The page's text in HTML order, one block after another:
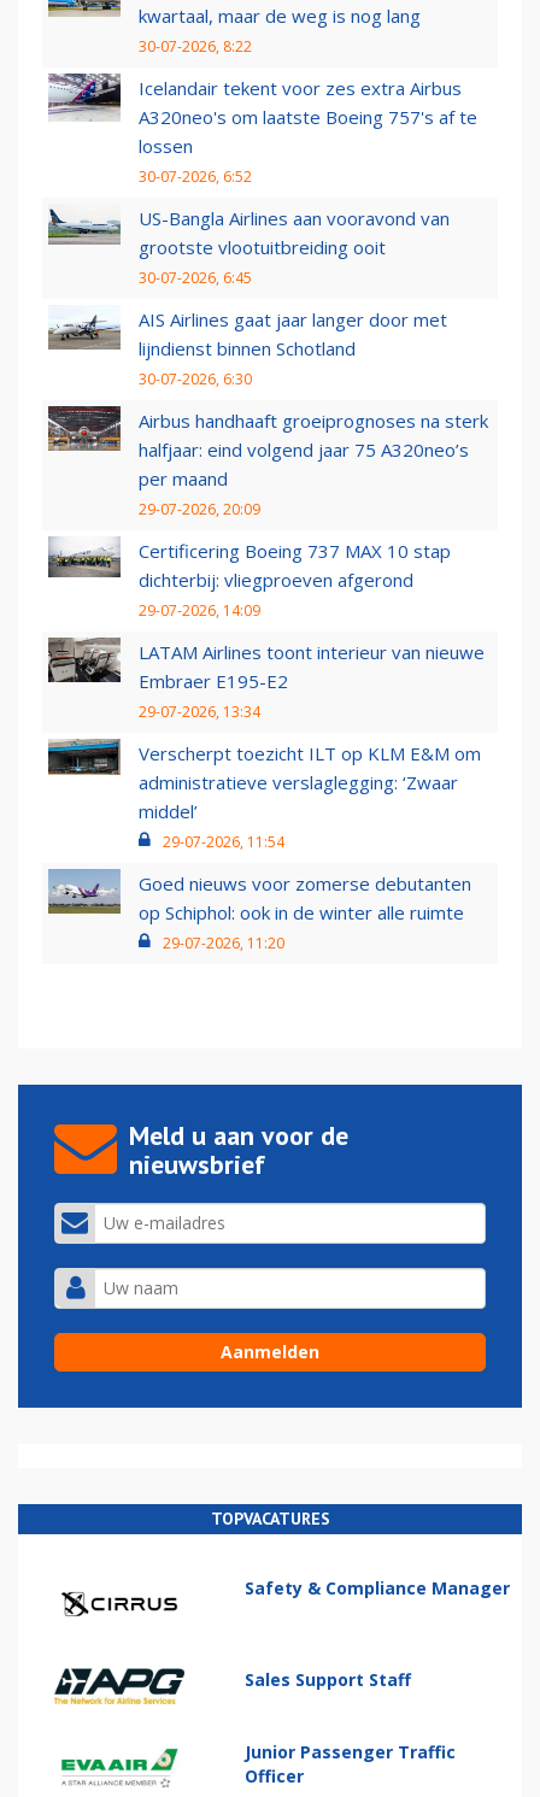
kwartaal, maar de weg is nog lang
30-07-2026, 8:22
Icelandair tekent voor zes extra Airbus
A320neo's om laatste Boeing 757's af te
lossen
30-07-2026, 6:52
US-Bangla Airlines aan vooravond van
grootste vlootuitbreiding ooit
30-07-2026, 6:45
AIS Airlines gaat jaar langer door met
lijndienst binnen Schotland
30-07-2026, 6:30
Airbus handhaaft groeiprognoses na sterk
halfjaar: eind volgend jaar 75 A320neo’s
per maand
29-07-2026, 20:09
Certificering Boeing 737 MAX 10 stap
dichterbij: vliegproeven afgerond
29-07-2026, 14:09
LATAM Airlines toont interieur van nieuwe
Embraer E195-E2
29-07-2026, 13:34
Verscherpt toezicht ILT op KLM E&M om
administratieve verslaglegging: ‘Zwaar
middel’
29-07-2026, 11:54
Goed nieuws voor zomerse debutanten
op Schiphol: ook in de winter alle ruimte
29-07-2026, 11:20
Meld u aan voor de
nieuwsbrief
TOPVACATURES
Safety & Compliance Manager
Sales Support Staff
Junior Passenger Traffic
Officer